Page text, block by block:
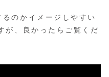
のかイメージしやすい
が、良かったらご覧くだ